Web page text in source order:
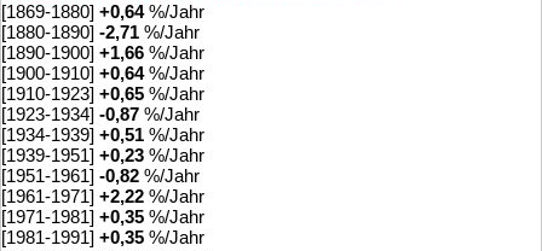
[1869-1880] +0,64%/Jahr
[1880-1890] -2,71 %/Jahr
[1890-1900] +1,66 %/Jahr
[1900-1910] +0,64%/Jahr
[1910-1923] +0,65 %/Jahr
[1923-1934] -0,87 %/Jahr
[1934-1939] +0,51 %/Jahr
[1939-1951] +0,23 %/Jahr
[1951-1961] -0,82 %/Jahr
[1961-1971] +2,22 %/Jahr
[1971-1981] +0,35 %/Jahr
[1981-1991] +0,35 %/Jahr